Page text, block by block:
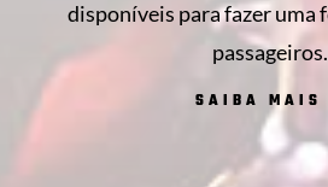
disponíveis para fazer uma
passageiros.
SAIBA MAIS